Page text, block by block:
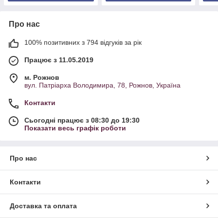
Про нас
100% позитивних з 794 відгуків за рік
Працює з 11.05.2019
м. Рожнов
вул. Патріарха Володимира, 78, Рожнов, Україна
Контакти
Сьогодні працює з 08:30 до 19:30
Показати весь графік роботи
Про нас
Контакти
Доставка та оплата